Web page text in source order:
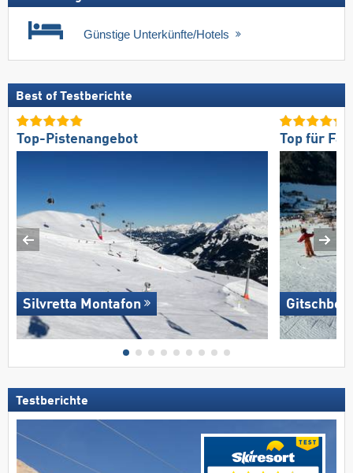
Günstige Unterkünfte/Hotels
Best of Testberichte
Top-Pistenangebot
Silvretta Montafon
Top für
Testberichte